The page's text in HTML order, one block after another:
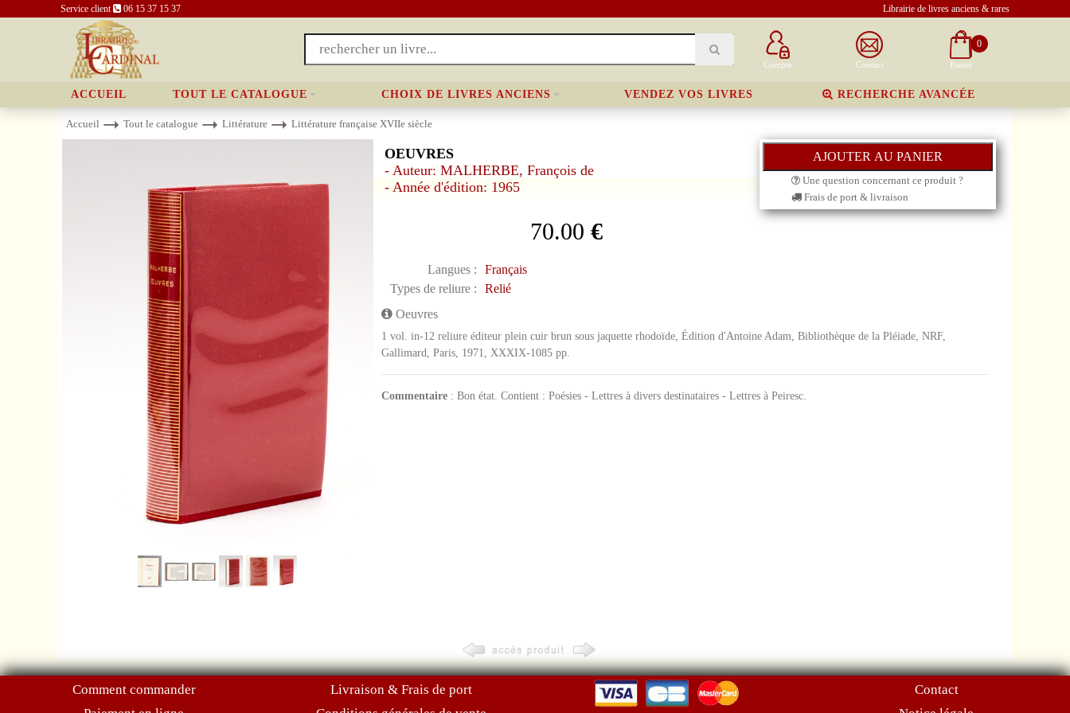
Service client 06 15 37 15 37 Librairie de livres anciens & rares
Compte Contact
0
Panier
ACCUEIL TOUT LE CATALOGUE CHOIX DE LIVRES ANCIENS VENDEZ VOS LIVRES RECHERCHE AVANCÉE
Accueil Tout le catalogue Littérature Littérature française XVIIe siècle
OEUVRES
- Auteur: MALHERBE, François de
- Année d'édition: 1965
70.00 €
Langues :
Français
Types de reliure :
Relié
Une question concernant ce produit ?
Frais de port & livraison
Oeuvres
1 vol. in-12 reliure éditeur plein cuir brun sous jaquette rhodoïde, Édition d'Antoine Adam, Bibliothèque de la Pléiade, NRF,
Gallimard, Paris, 1971, XXXIX-1085 pp.
Commentaire: Bon état. Contient : Poésies - Lettres à divers destinataires - Lettres à Peiresc.
Comment commander
Livraison & Frais de port
Contact